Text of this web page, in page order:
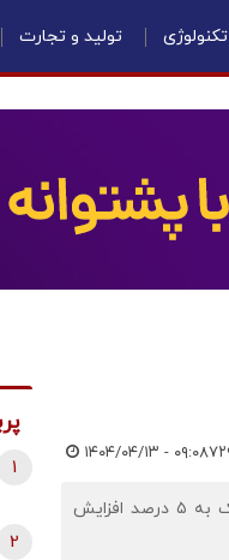
تکنولوژی تولید و تجارت
۱۴۰۴/۰۴/۱۳ - ۰۹:۰۸
اقتصادنیوز: به گزارش اکونومیست دولت آمریکا پیش‌بینی کرده است که طی چهار سال آینده تولید نزدیک به ۵ درصد افزایش
1
2